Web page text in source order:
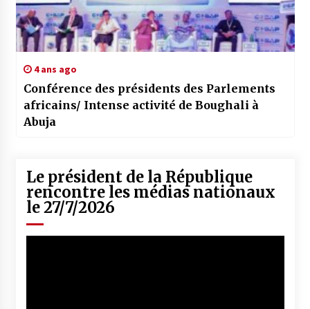
4 ans ago
Conférence des présidents des Parlements
africains/ Intense activité de Boughali à
Le président de la République
rencontre les médias nationaux
le 27/7/2026